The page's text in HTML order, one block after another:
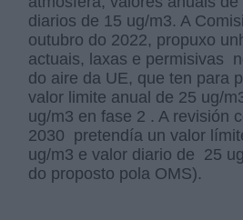
diarios de 15 ug/m3. A
outubro do 2022, propuxo
actuais, laxas e permisivas
do aire da UE, que ten para
valor limite anual de 25 ug/
ug/m3 en fase 2 . A revisión
2030 pretendía un valor
ug/m3 e valor diario de 25
do proposto pola OMS).